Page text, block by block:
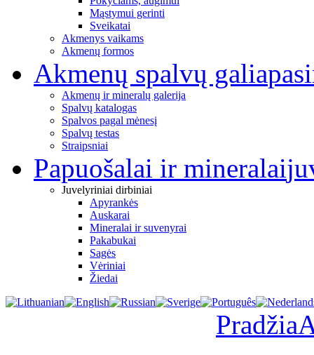
Mąstymui gerinti
Sveikatai
Akmenys vaikams
Akmenų formos
Akmenų spalvų galia
Akmenų ir mineralų galerija
Spalvų katalogas
Spalvos pagal mėnesį
Spalvų testas
Straipsniai
Papuošalai ir mineralai
Juvelyriniai dirbiniai
Apyrankės
Auskarai
Mineralai ir suvenyrai
Pakabukai
Sagės
Vėriniai
Žiedai
Pradžia